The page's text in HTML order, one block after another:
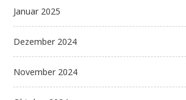
Januar 2025
Dezember 2024
November 2024